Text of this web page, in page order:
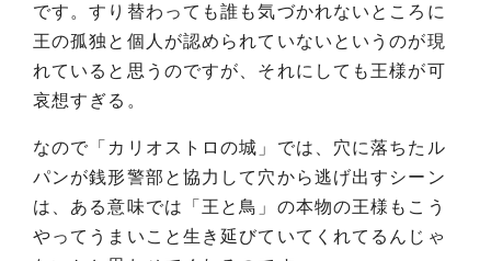
です。すり替わっても誰も気づかれないところに
王の孤独と個人が認められていないというのが現
れていると思うのですが、それにしても王様が可
哀想すぎる。
なので「カリオストロの城」では、穴に落ちたル
パンが銭形警部と協力して穴から逃げ出すシーン
は、ある意味では「王と鳥」の本物の王様もこう
やってうまいこと生き延びていてくれてるんじゃ